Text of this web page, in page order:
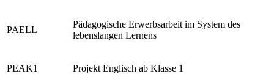
PAELL
Pädagogische Erwerbsarbeit im System des
lebenslangen Lernens
PEAK1 Projekt Englisch ab Klasse 1